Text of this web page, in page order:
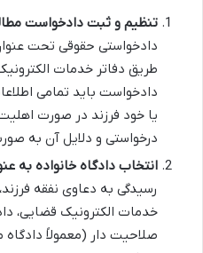
تنظیم و ثبت دادخواست
دادخواستی حقوقی تحت
طریق دفاتر خدمات
دادخواست باید تمامی
یا خود فرزند در صورت
درخواستی و دلایل آن به
انتخاب دادگاه خانواده به
رسیدگی به دعاوی نفقه
خدمات الکترونیک قضایی،
صلاحیت دار (معمولاً